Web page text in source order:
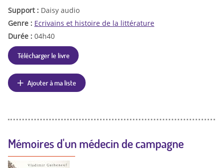
Support : Daisy audio
Genre : Ecrivains et histoire de la littérature
Durée : 04h40
Télécharger le livre
Ajouter à ma liste
Mémoires d'un médecin de campagne